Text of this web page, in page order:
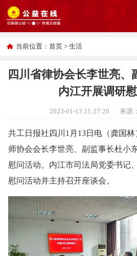
当前位置：首页 >生活
四川省律协会长李世亮、
内江开展调研
2023-01-13 21:27:26 来源
共工日报社四川1月13日电（龚国
师协会会长李世亮、副监事长杜小
慰问活动。内江市司法局党委书记
慰问活动并主持召开座谈会。